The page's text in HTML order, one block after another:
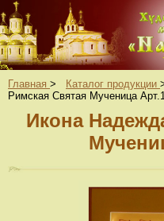
Главная > Каталог продукции
Римская Святая Мученица
Икона